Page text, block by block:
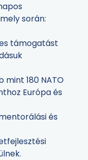
során:
támogatást
180 NATO
Európa és
és